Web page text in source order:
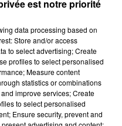
est notre priorité
data processing based on
Store and/or access
to select advertising; Create
profiles to select personalised
Measure content
statistics or combinations
improve services; Create
to select personalised
Ensure security, prevent and